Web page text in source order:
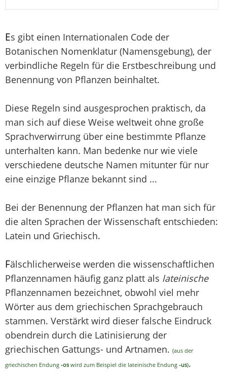
Es gibt einen Internationalen Code der
Botanischen Nomenklatur (Namensgebung), der
verbindliche Regeln für die Erstbeschreibung und
Benennung von Pflanzen beinhaltet.
Diese Regeln sind ausgesprochen praktisch, da
man sich auf diese Weise weltweit ohne große
Sprachverwirrung über eine bestimmte Pflanze
unterhalten kann. Man bedenke nur wie viele
verschiedene deutsche Namen mitunter für nur
eine einzige Pflanze bekannt sind ...
Bei der Benennung der Pflanzen hat man sich für
die alten Sprachen der Wissenschaft entschieden:
Latein und Griechisch.
Fälschlicherweise werden die wissenschaftlichen
Pflanzennamen häufig ganz platt als lateinische
Pflanzennamen bezeichnet, obwohl viel mehr
Wörter aus dem griechischen Sprachgebrauch
stammen. Verstärkt wird dieser falsche Eindruck
obendrein durch die Latinisierung der
griechischen Gattungs- und Artnamen. (aus der
griechischen Endung -os wird zum Beispiel die lateinische Endung -us).